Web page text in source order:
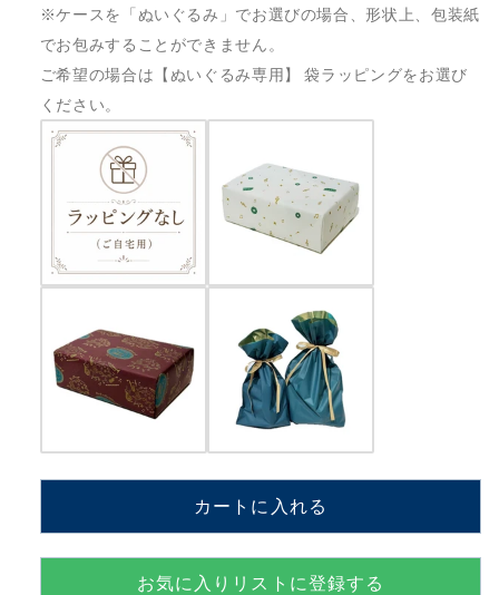
デ
ル》
I
LOVE
LUCY
ELIOT
DANIEL【MM801K+CHA】
の
数
量
を
ら
す
デ
ル》
I
LUCY
ELIOT
DANIEL【MM801K+CHA】
の
数
量
を
や
す
※ケースを「ぬいぐるみ」でお選びの場合、形状上、包装紙
でお包みすることができません。
ご希望の場合は【ぬいぐるみ専用】 袋ラッピングをお選び
ください。
カートに入れる
お気に入りリストに登録する